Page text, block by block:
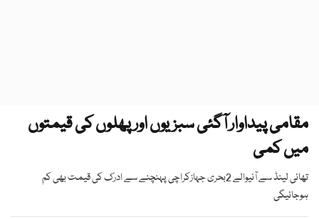
مقامی پیداوار آگئی سبزیوں اور پھلوں کی قیمتوں
میں کمی
تھائی لینڈ سے آنیوالے 2بحری جہازکراچی پہنچنے سے ادرک کی قیمت بھی کم
ہوجائیگی